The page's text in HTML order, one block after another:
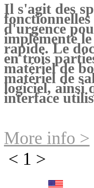
Il s'agit des
d'urgence
implémenté
rapide. Le
en trois
matériel de
matériel de
logiciel, ainsi
interface
More info >
< 1 >